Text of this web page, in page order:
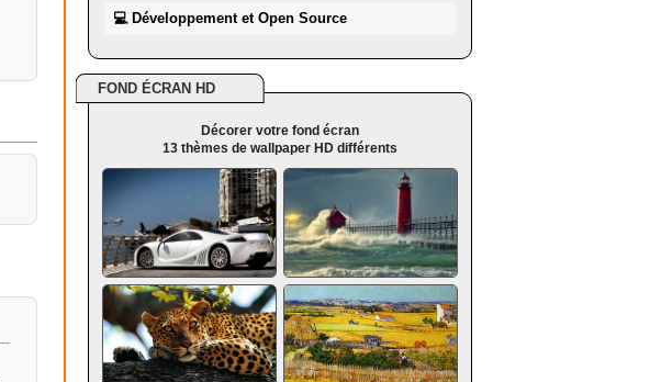
💻 Développement et Open Source
FOND ÉCRAN HD
Décorer votre fond écran
13 thèmes de wallpaper HD différents